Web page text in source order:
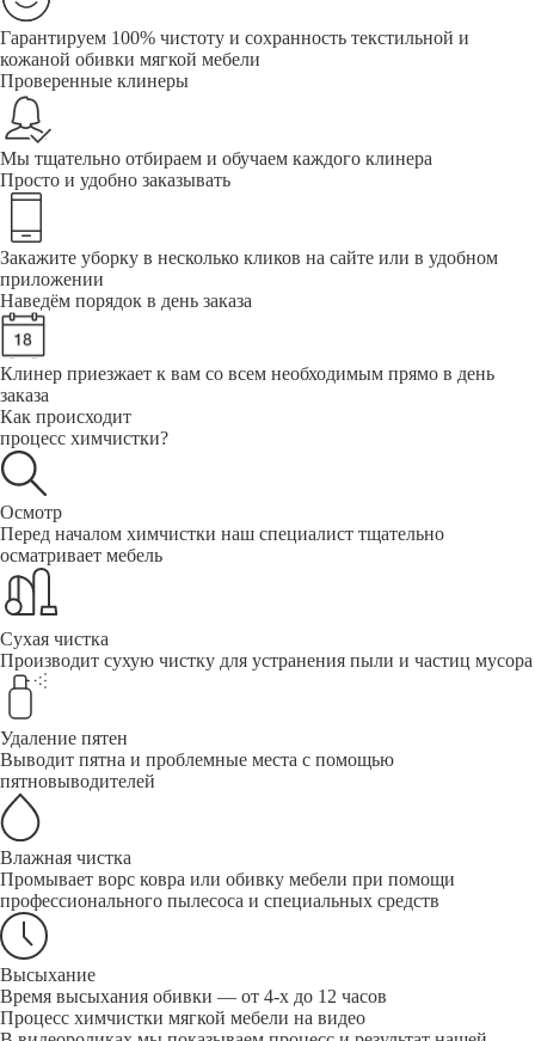
Гарантируем 100% чистоту и сохранность текстильной и
кожаной обивки мягкой мебели
Проверенные клинеры
Мы тщательно отбираем и обучаем каждого клинера
Просто и удобно заказывать
Закажите уборку в несколько кликов на сайте или в удобном
приложении
Наведём порядок в день заказа
Клинер приезжает к вам со всем необходимым прямо в день
заказа
Как происходит
процесс химчистки?
Осмотр
Перед началом химчистки наш специалист тщательно
осматривает мебель
Сухая чистка
Производит сухую чистку для устранения пыли и частиц мусора
Удаление пятен
Выводит пятна и проблемные места с помощью
пятновыводителей
Влажная чистка
Промывает ворс ковра или обивку мебели при помощи
профессионального пылесоса и специальных средств
Высыхание
Время высыхания обивки — от 4-х до 12 часов
Процесс химчистки мягкой мебели на видео